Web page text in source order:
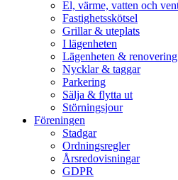
El, värme, vatten och
Fastighetsskötsel
Grillar & uteplats
I lägenheten
Lägenheten & renovering
Nycklar & taggar
Parkering
Sälja & flytta ut
Störningsjour
Föreningen
Stadgar
Ordningsregler
Årsredovisningar
GDPR